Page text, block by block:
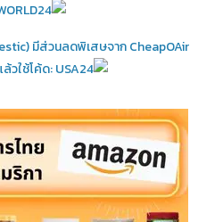
มีส่วนลดพิเสษจาก CheapOAir
ใช้โค้ด: USA24